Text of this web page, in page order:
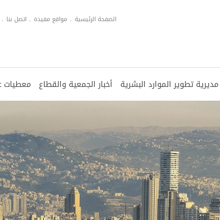
الصفحة الرئيسية مواقع مفيدة اتصل بنا
مجلس الإدارة
الأعضاء
الدوريات
مقالة الشهر
مديرية تطوير الموارد البشرية
المؤتمرات
مدراء تطوير الموارد البشرية
أخبار الجمعية والقطاع
أخبار القطاع المصرفي
معطيات
أبرز مؤشرات القطاع